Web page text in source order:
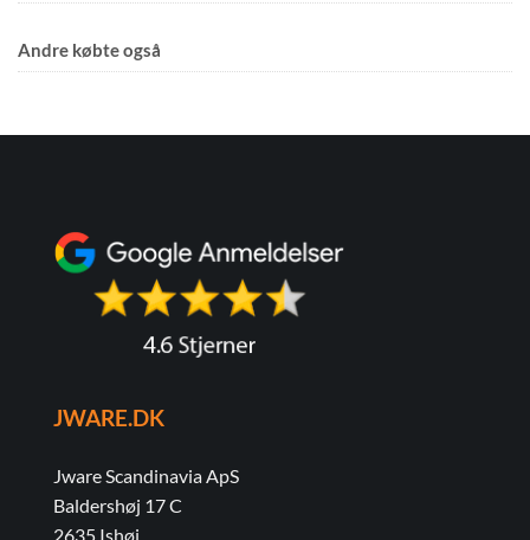
Andre købte også
JWARE.DK
Jware Scandinavia ApS
Baldershøj 17 C
2635 Ishøj